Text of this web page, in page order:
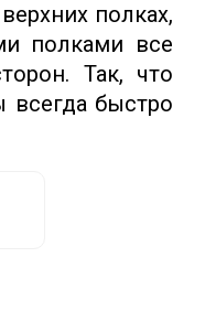
полках,
полками все
Так, что
всегда быстро